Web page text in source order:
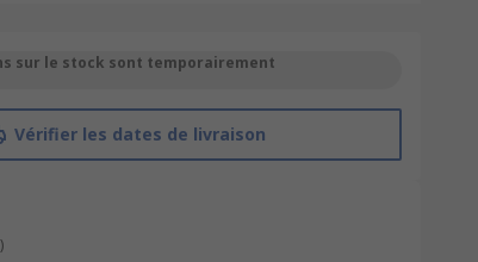
sur le stock sont temporairement
Vérifier les dates de livraison